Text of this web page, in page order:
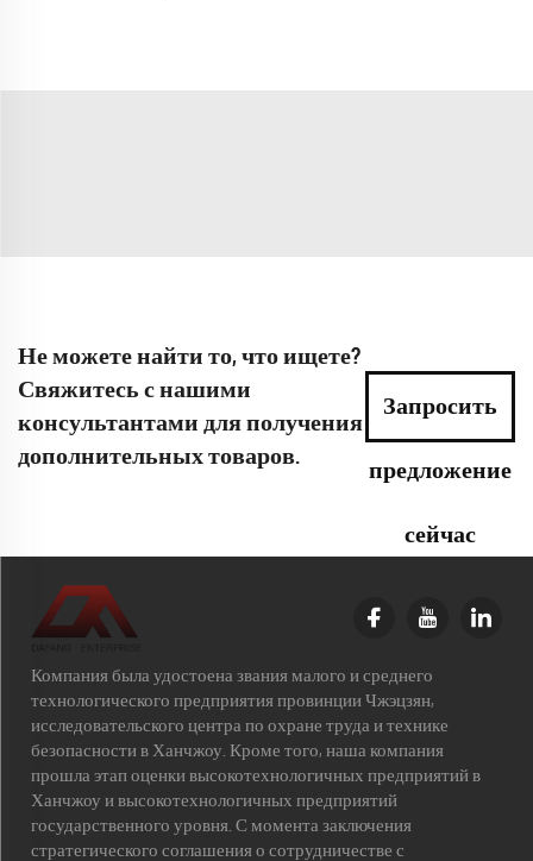
Не можете найти то, что ищете?
Свяжитесь с нашими
консультантами для получения
дополнительных товаров.
Запросить
предложение
сейчас
Компания была удостоена звания малого и среднего
технологического предприятия провинции Чжэцзян,
исследовательского центра по охране труда и технике
безопасности в Ханчжоу. Кроме того, наша компания
прошла этап оценки высокотехнологичных предприятий в
Ханчжоу и высокотехнологичных предприятий
государственного уровня. С момента заключения
стратегического соглашения о сотрудничестве с